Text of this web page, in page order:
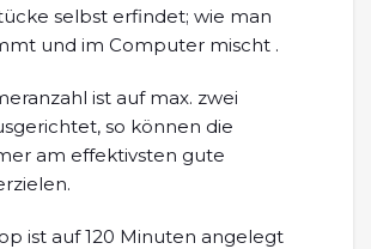
selbst erfindet; wie man
und im Computer mischt .
ist auf max. zwei
so können die
am effektivsten gute
ist auf 120 Minuten angelegt